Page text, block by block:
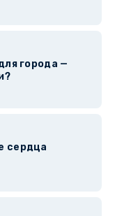
города —
сердца